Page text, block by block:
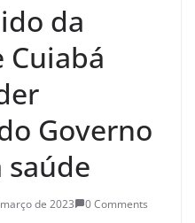
da
Cuiabá
Governo
saúde
de 2023 0 Comments